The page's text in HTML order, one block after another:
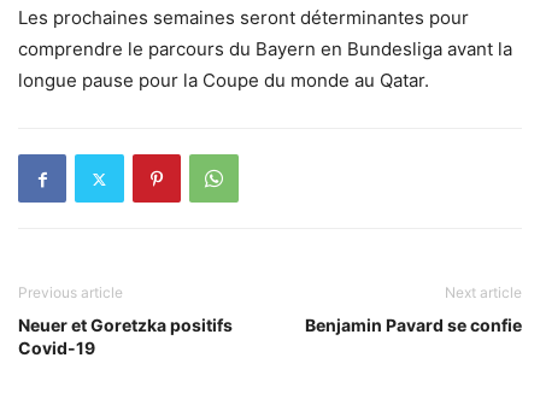
Les prochaines semaines seront déterminantes pour
comprendre le parcours du Bayern en Bundesliga avant la
longue pause pour la Coupe du monde au Qatar.
Previous article
Neuer et Goretzka positifs
Covid-19
Next article
Benjamin Pavard se confie